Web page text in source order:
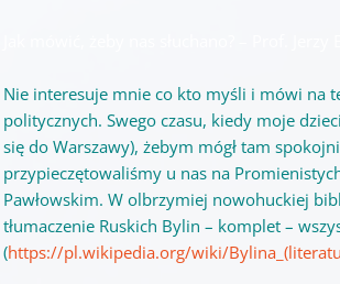
Nie interesuje mnie co kto myśli i mówi na
politycznych. Swego czasu, kiedy moje
się do Warszawy), żebym mógł tam
przypieczętowaliśmy u nas na
Pawłowskim. W olbrzymiej nowohuckiej
tłumaczenie Ruskich Bylin – komplet –
(https://pl.wikipedia.org/wiki/